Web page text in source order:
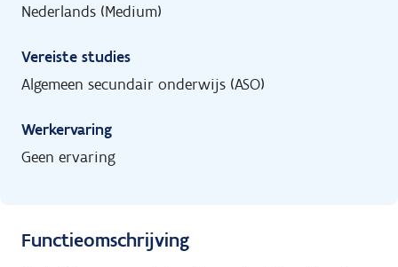
Nederlands (Medium)
Vereiste studies
Algemeen secundair onderwijs (ASO)
Werkervaring
Geen ervaring
Functieomschrijving